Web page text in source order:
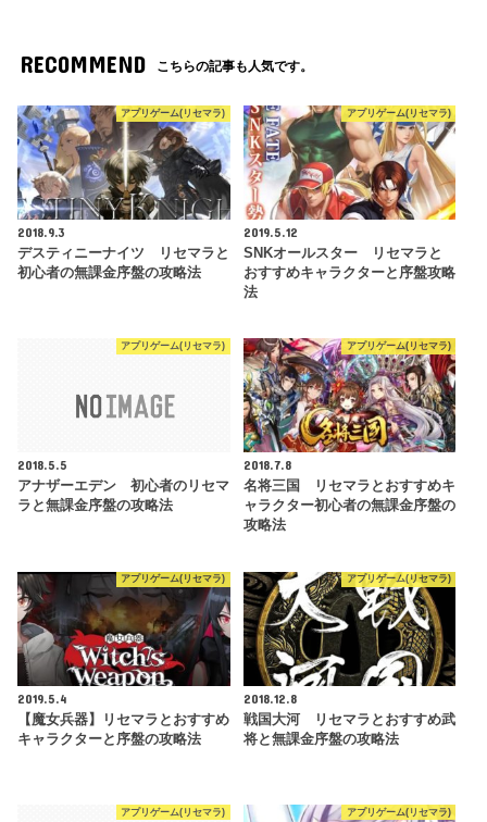
RECOMMEND こちらの記事も人気です。
アプリゲーム(リセマラ)
2018.9.3
デスティニーナイツ リセマラと
初心者の無課金序盤の攻略法
アプリゲーム(リセマラ)
2019.5.12
SNKオールスター リセマラと
おすすめキャラクターと序盤攻略
法
アプリゲーム(リセマラ)
2018.5.5
アナザーエデン 初心者のリセマ
ラと無課金序盤の攻略法
アプリゲーム(リセマラ)
2018.7.8
名将三国 リセマラとおすすめキ
ャラクター初心者の無課金序盤の
攻略法
アプリゲーム(リセマラ)
2019.5.4
【魔女兵器】リセマラとおすすめ
キャラクターと序盤の攻略法
アプリゲーム(リセマラ)
2018.12.8
戦国大河 リセマラとおすすめ武
将と無課金序盤の攻略法
アプリゲーム(リセマラ) アプリゲーム(リセマラ)